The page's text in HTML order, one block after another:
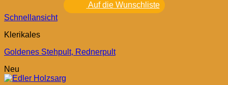
Auf die Wunschliste
Schnellansicht
Klerikales
Goldenes Stehpult, Rednerpult
Neu